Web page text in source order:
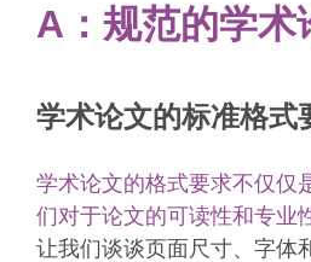
A：规范的学术
学术论文的标准格式
学术论文的格式要求不仅仅
们对于论文的可读性和专业
让我们谈谈页面尺寸、字体